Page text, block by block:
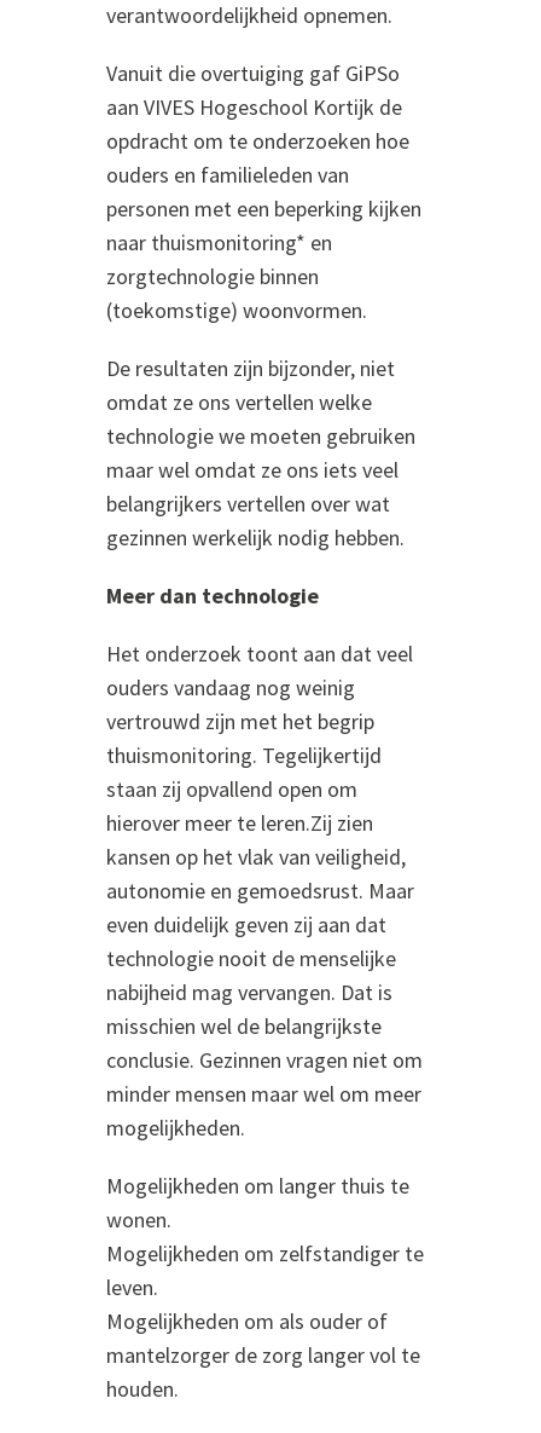
verantwoordelijkheid opnemen.
Vanuit die overtuiging gaf GiPSo
aan VIVES Hogeschool Kortijk de
opdracht om te onderzoeken hoe
ouders en familieleden van
personen met een beperking kijken
naar thuismonitoring* en
zorgtechnologie binnen
(toekomstige) woonvormen.
De resultaten zijn bijzonder, niet
omdat ze ons vertellen welke
technologie we moeten gebruiken
maar wel omdat ze ons iets veel
belangrijkers vertellen over wat
gezinnen werkelijk nodig hebben.
Meer dan technologie
Het onderzoek toont aan dat veel
ouders vandaag nog weinig
vertrouwd zijn met het begrip
thuismonitoring. Tegelijkertijd
staan zij opvallend open om
hierover meer te leren.Zij zien
kansen op het vlak van veiligheid,
autonomie en gemoedsrust. Maar
even duidelijk geven zij aan dat
technologie nooit de menselijke
nabijheid mag vervangen. Dat is
misschien wel de belangrijkste
conclusie. Gezinnen vragen niet om
minder mensen maar wel om meer
mogelijkheden.
Mogelijkheden om langer thuis te
wonen.
Mogelijkheden om zelfstandiger te
leven.
Mogelijkheden om als ouder of
mantelzorger de zorg langer vol te
houden.